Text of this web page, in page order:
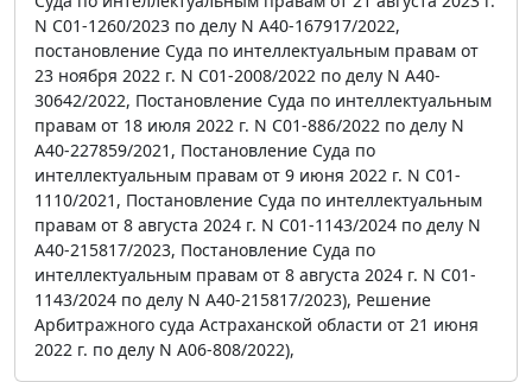
N С01-1260/2023 по делу N А40-167917/2022,
постановление Суда по интеллектуальным правам от
23 ноября 2022 г. N С01-2008/2022 по делу N А40-
30642/2022, Постановление Суда по интеллектуальным
правам от 18 июля 2022 г. N С01-886/2022 по делу N
А40-227859/2021, Постановление Суда по
интеллектуальным правам от 9 июня 2022 г. N С01-
1110/2021, Постановление Суда по интеллектуальным
правам от 8 августа 2024 г. N С01-1143/2024 по делу N
А40-215817/2023, Постановление Суда по
интеллектуальным правам от 8 августа 2024 г. N С01-
1143/2024 по делу N А40-215817/2023), Решение
Арбитражного суда Астраханской области от 21 июня
2022 г. по делу N А06-808/2022),